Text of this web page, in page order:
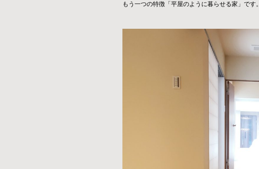
もう一つの特徴「平屋のように暮らせる家」です。